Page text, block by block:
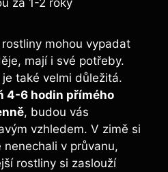
za 1-2 roky
mohou vypadat
mají i své potřeby.
také velmi důležitá.
4-6 hodin přímého
, budou vás
vzhledem. V zimě si
v průvanu,
rostliny si zaslouží